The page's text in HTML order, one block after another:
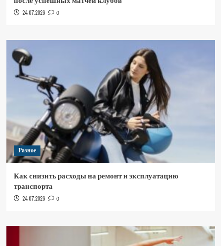
24.07.2026 0
Разное
Как снизить расходы на ремонт и эксплуатацию
транспорта
24.07.2026 0